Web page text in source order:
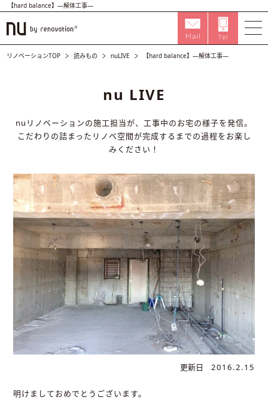
【hard balance】―解体工事―
リノベーションTOP 読みもの nuLIVE 【hard balance】―解体工事―
nu LIVE
nuリノベーションの施工担当が、工事中のお宅の様子を発信。
こだわりの詰まったリノベ空間が完成するまでの過程をお楽し
みください！
更新日 2016.2.15
明けましておめでとうございます。